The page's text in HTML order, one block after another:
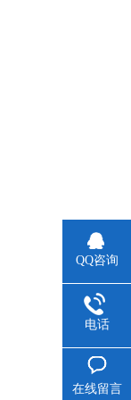
QQ咨询
电话
在线留言